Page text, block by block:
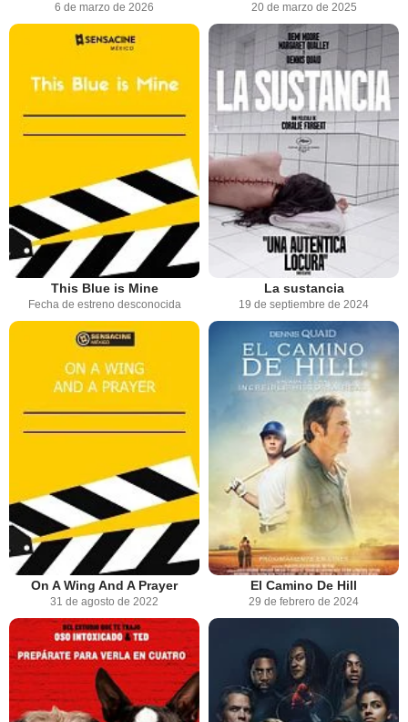
6 de marzo de 2026 20 de marzo de 2025
This Blue is Mine
Fecha de estreno desconocida
La sustancia
19 de septiembre de 2024
On A Wing And A Prayer
31 de agosto de 2022
El Camino De Hill
29 de febrero de 2024